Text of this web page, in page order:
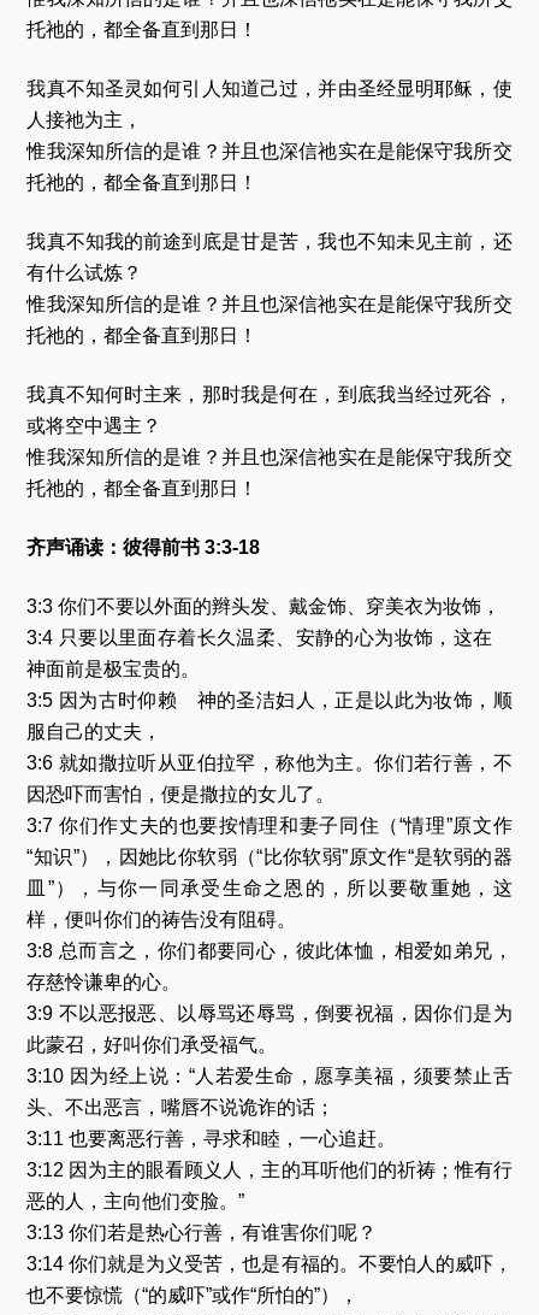
托祂的，都全备直到那日！
我真不知圣灵如何引人知道己过，并由圣经显明耶稣，使
人接祂为主，
惟我深知所信的是谁？并且也深信祂实在是能保守我所交
托祂的，都全备直到那日！
我真不知我的前途到底是甘是苦，我也不知未见主前，还
有什么试炼？
惟我深知所信的是谁？并且也深信祂实在是能保守我所交
托祂的，都全备直到那日！
我真不知何时主来，那时我是何在，到底我当经过死谷，
或将空中遇主？
惟我深知所信的是谁？并且也深信祂实在是能保守我所交
托祂的，都全备直到那日！
齐声诵读：彼得前书 3:3-18
3:3 你们不要以外面的辫头发、戴金饰、穿美衣为妆饰，
3:4 只要以里面存着长久温柔、安静的心为妆饰，这在
神面前是极宝贵的。
3:5 因为古时仰赖 神的圣洁妇人，正是以此为妆饰，顺
服自己的丈夫，
3:6 就如撒拉听从亚伯拉罕，称他为主。你们若行善，不
因恐吓而害怕，便是撒拉的女儿了。
3:7 你们作丈夫的也要按情理和妻子同住（“情理”原文作
“知识”），因她比你软弱（“比你软弱”原文作“是软弱的器
皿”），与你一同承受生命之恩的，所以要敬重她，这
样，便叫你们的祷告没有阻碍。
3:8 总而言之，你们都要同心，彼此体恤，相爱如弟兄，
存慈怜谦卑的心。
3:9 不以恶报恶、以辱骂还辱骂，倒要祝福，因你们是为
此蒙召，好叫你们承受福气。
3:10 因为经上说：“人若爱生命，愿享美福，须要禁止舌
头、不出恶言，嘴唇不说诡诈的话；
3:11 也要离恶行善，寻求和睦，一心追赶。
3:12 因为主的眼看顾义人，主的耳听他们的祈祷；惟有行
恶的人，主向他们变脸。”
3:13 你们若是热心行善，有谁害你们呢？
3:14 你们就是为义受苦，也是有福的。不要怕人的威吓，
也不要惊慌（“的威吓”或作“所怕的”），